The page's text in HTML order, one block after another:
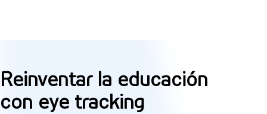
Reinventar la educación
con eye tracking